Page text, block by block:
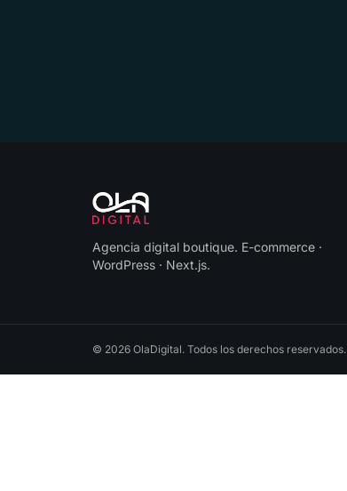
Agencia digital boutique. E-commerce ·
WordPress · Next.js.
© 2026 OlaDigital. Todos los derechos reservados.